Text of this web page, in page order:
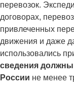
перевозок.
договорах,
привлеченных
движения и даже
использовались
сведения должны
России не менее